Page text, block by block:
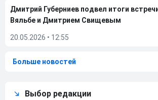
Дмитрий Губерниев подвел итоги
Вяльбе и Дмитрием Свищевым
20.05.2026 • 12:55
Больше новостей
Выбор редакции